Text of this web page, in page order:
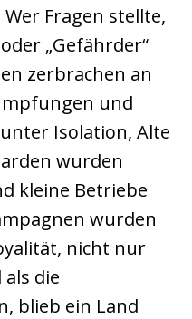
Fragen stellte,
„Gefährder“
zerbrachen an
und
Isolation, Alte
wurden
kleine Betriebe
wurden
nicht nur
die
blieb ein Land